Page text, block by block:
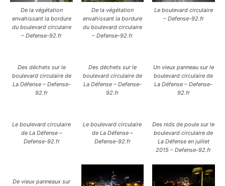
De la végétation
envahissant la bordure
du boulevard circulaire
– Defense-92.fr
De la végétation
envahissant la bordure
du boulevard circulaire
– Defense-92.fr
Le boulevard circulaire
– Defense-92.fr
Des déchets sur le
boulevard circulaire de
La Défense – Defense-
92.fr
Des déchets sur le
boulevard circulaire de
La Défense – Defense-
92.fr
Un vieux panneau sur le
boulevard circulaire de
La Défense – Defense-
92.fr
Le boulevard circulaire
de La Défense –
Defense-92.fr
Le boulevard circulaire
de La Défense –
Defense-92.fr
Des nids de poule sur le
boulevard circulaire de
La Défense en juillet
2015 – Defense-92.fr
De vieux panneaux sur